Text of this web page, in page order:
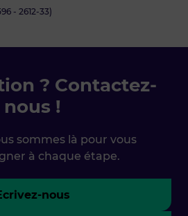
- 2612-33)
? Contactez-
nous !
sommes là pour vous
à chaque étape.
nous